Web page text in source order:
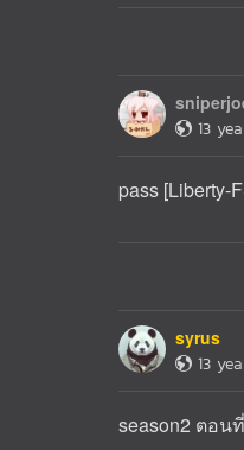
13
pass [Liberty-
syrus
13
season2 ตอน